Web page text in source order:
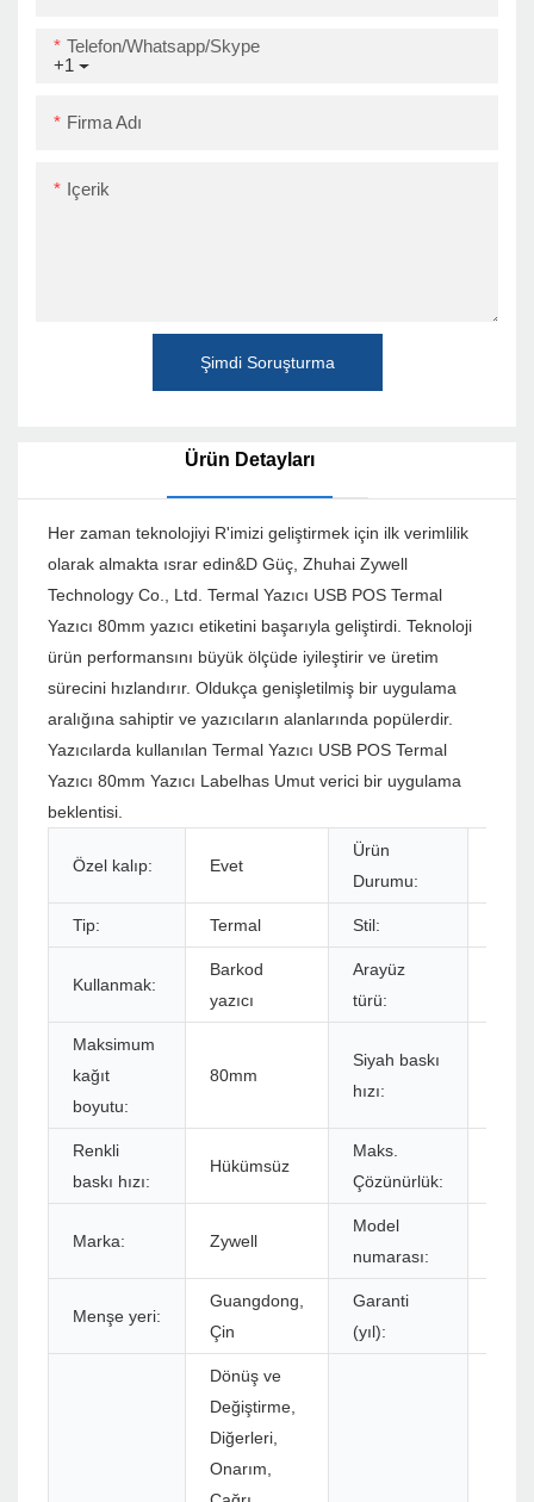
+1
Telefon/Whatsapp/Skype
Firma Adı
Içerik
Şimdi Soruşturma
Ürün Detayları
Her zaman teknolojiyi R'imizi geliştirmek için ilk verimlilik
olarak almakta ısrar edin&D Güç, Zhuhai Zywell
Technology Co., Ltd. Termal Yazıcı USB POS Termal
Yazıcı 80mm yazıcı etiketini başarıyla geliştirdi. Teknoloji
ürün performansını büyük ölçüde iyileştirir ve üretim
sürecini hızlandırır. Oldukça genişletilmiş bir uygulama
aralığına sahiptir ve yazıcıların alanlarında popülerdir.
Yazıcılarda kullanılan Termal Yazıcı USB POS Termal
Yazıcı 80mm Yazıcı Labelhas Umut verici bir uygulama
beklentisi.
Özel kalıp: Evet
Ürün
Durumu:
Tip: Termal Stil:
Kullanmak:
Barkod
yazıcı
Arayüz
türü:
Maksimum
kağıt
boyutu:
80mm
Siyah baskı
hızı:
Renkli
baskı hızı:
Hükümsüz
Maks.
Çözünürlük:
Marka: Zywell
Model
numarası:
Menşe yeri:
Guangdong,
Çin
Garanti
(yıl):
Dönüş ve
Değiştirme,
Diğerleri,
Onarım,